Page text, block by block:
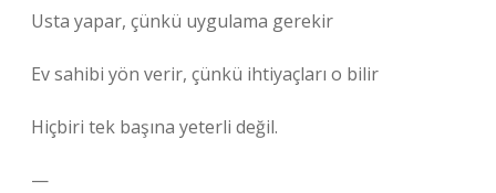
Usta yapar, çünkü uygulama gerekir
Ev sahibi yön verir, çünkü ihtiyaçları o bilir
Hiçbiri tek başına yeterli değil.
—